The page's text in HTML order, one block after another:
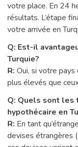
votre place. En 24
résultats. L’étape
votre arrivée en
Q: Est-il
Turquie?
R: Oui, si votre
plus élevés que
Q: Quels sont les
hypothécaire en
R: En tant
devises étrangères